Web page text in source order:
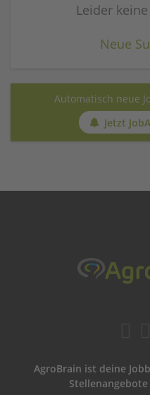
Leider
Neue
Automatisch neue
Jetzt
AgroBrain ist deine